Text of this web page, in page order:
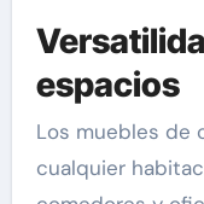
espacios
Los muebles de
cualquier